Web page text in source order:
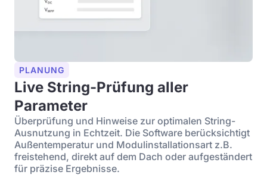
PLANUNG
Live String-Prüfung aller
Parameter
Überprüfung und Hinweise zur optimalen String-
Ausnutzung in Echtzeit. Die Software berücksichtigt
Außentemperatur und Modulinstallationsart z.B.
freistehend, direkt auf dem Dach oder aufgeständert
für präzise Ergebnisse.